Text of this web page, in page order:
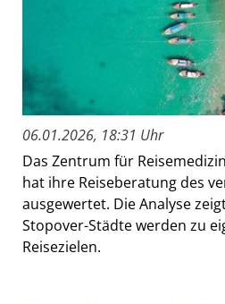
06.01.2026, 18:31 Uhr
Das Zentrum für
hat ihre Reiseberatung des
ausgewertet. Die Analyse
Stopover-Städte werden zu
Reisezielen.